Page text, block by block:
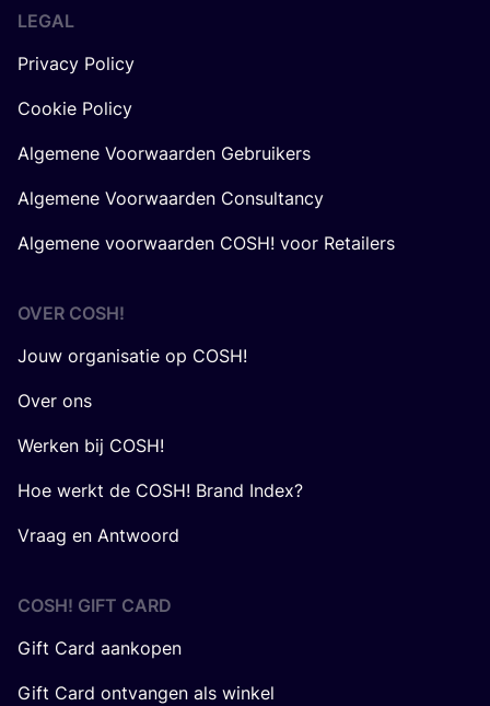
LEGAL
Privacy Policy
Cookie Policy
Algemene Voorwaarden Gebruikers
Algemene Voorwaarden Consultancy
Algemene voorwaarden COSH! voor Retailers
OVER COSH!
Jouw organisatie op COSH!
Over ons
Werken bij COSH!
Hoe werkt de COSH! Brand Index?
Vraag en Antwoord
COSH! GIFT CARD
Gift Card aankopen
Gift Card ontvangen als winkel